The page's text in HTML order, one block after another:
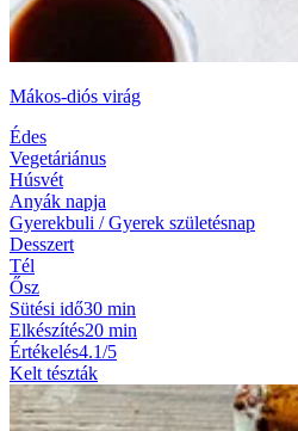
Mákos-diós virág
Édes
Vegetáriánus
Húsvét
Anyák napja
Gyerekbuli / Gyerek születésnap
Desszert
Tél
Ősz
Sütési idő30 min
Elkészítés20 min
Értékelés4.1/5
Kelt tészták